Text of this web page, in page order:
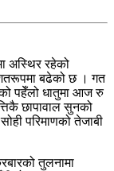
अस्थिर रहेको
बढेको छ । गत
पहेँलो धातुमा आज रु
छापावाल सुनको
परिमाणको तेजाबी
तुलनामा